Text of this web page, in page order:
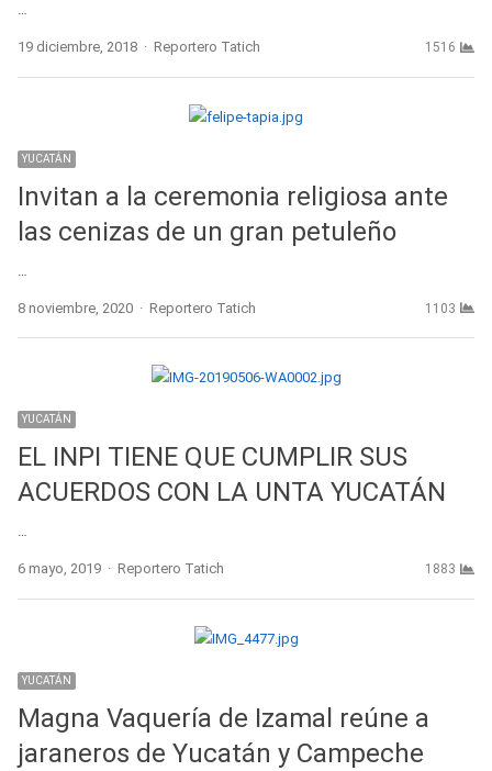
19 diciembre, 2018 Author
Reportero Tatich 1516
YUCATÁN
Invitan a la ceremonia religiosa ante
las cenizas de un gran petuleño
8 noviembre, 2020 Author
Reportero Tatich 1103
YUCATÁN
EL INPI TIENE QUE CUMPLIR SUS
ACUERDOS CON LA UNTA YUCATÁN
…
6 mayo, 2019 Author
Reportero Tatich 1883
YUCATÁN
Magna Vaquería de Izamal reúne a
jaraneros de Yucatán y Campeche